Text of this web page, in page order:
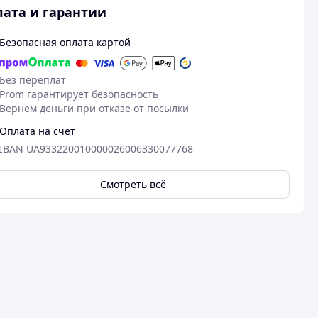
и гарантии
Безопасная оплата картой
Без переплат
Prom гарантирует безопасность
Вернем деньги при отказе от посылки
Оплата на счет
IBAN UA933220010000026006330077768
Смотреть всё